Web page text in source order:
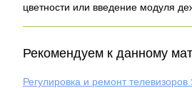
цветности или введение модуля
Рекомендуем к данному
Регулировка и ремонт